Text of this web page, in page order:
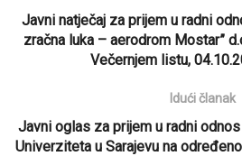
Javni natječaj za prijem u radni
zračna luka – aerodrom Mostar”
Večernjem listu,
Idući članak
Javni oglas za prijem u radni
Univerziteta u Sarajevu na